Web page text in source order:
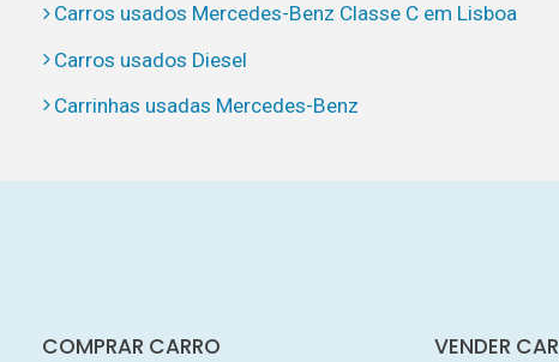
Carros usados Mercedes-Benz Classe C em Lisboa
Carros usados Diesel
Carrinhas usadas Mercedes-Benz
COMPRAR CARRO VENDER